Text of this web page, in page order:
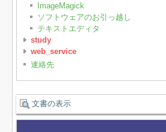
ImageMagick
ソフトウェアのお引っ越し
テキストエディタ
study
web_service
連絡先
文書の表示